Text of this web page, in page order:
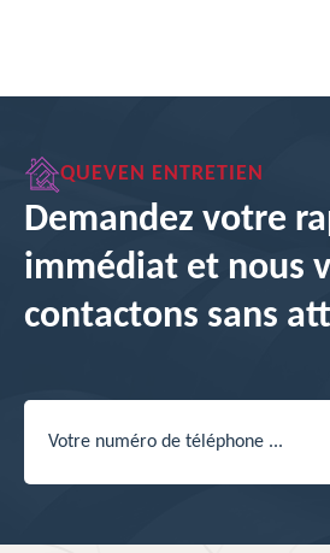
QUEVEN ENTRETIEN
Demandez votre
immédiat et nous
contactons sans